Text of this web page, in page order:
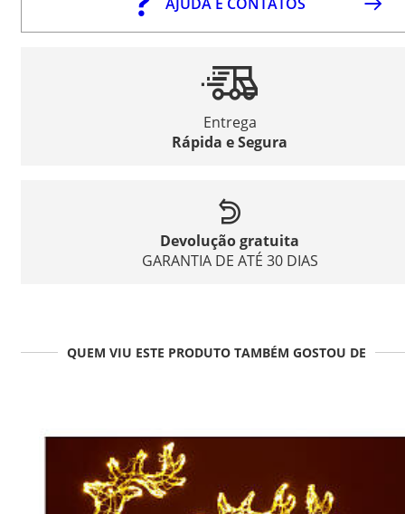
Entrega
Rápida e Segura
Devolução gratuita
GARANTIA DE ATÉ 30 DIAS
QUEM VIU ESTE PRODUTO TAMBÉM GOSTOU DE